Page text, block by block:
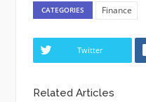
CATEGORIES Finance
Twitter
Related Articles